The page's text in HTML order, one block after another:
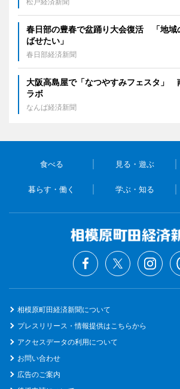
春日部の豊春で盆踊り大会復活 「地域
ばせたい」
春日部経済新聞
大阪高島屋で「なつやすみフェスタ」
ラボ
なんば経済新聞
食べる 見る・遊ぶ
暮らす・働く 学ぶ・知る
相模原町田経済新聞について
プレスリリース・情報提供はこちらから
アクセスデータの利用について
お問い合わせ
広告のご案内